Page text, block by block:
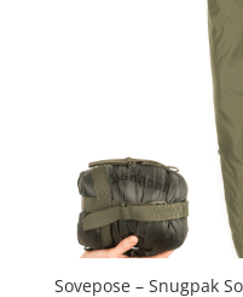
Sovepose – Snugpak